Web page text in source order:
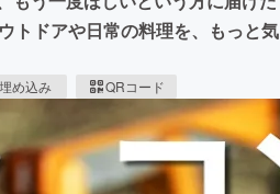
トドアや日常の料理を、もっと気
埋め込み QRコード